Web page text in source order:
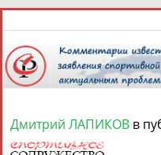
6
Дмитрий ЛАПИКОВ в